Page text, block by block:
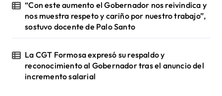
“Con este aumento el Gobernador nos reivindica y
nos muestra respeto y cariño por nuestro trabajo”,
sostuvo docente de Palo Santo
La CGT Formosa expresó su respaldo y
reconocimiento al Gobernador tras el anuncio del
incremento salarial